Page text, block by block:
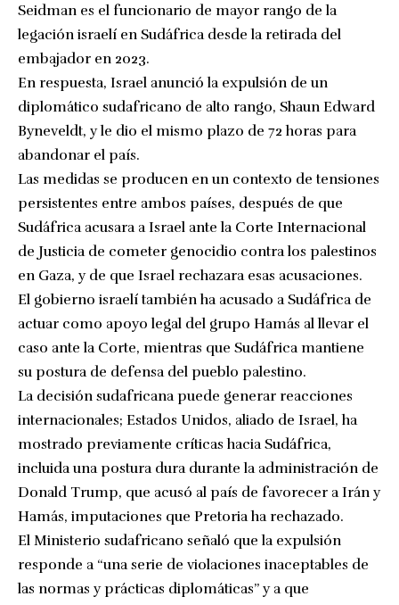
Seidman es el funcionario de mayor rango de la
legación israelí en Sudáfrica desde la retirada del
embajador en 2023.
En respuesta, Israel anunció la expulsión de un
diplomático sudafricano de alto rango, Shaun Edward
Byneveldt, y le dio el mismo plazo de 72 horas para
abandonar el país.
Las medidas se producen en un contexto de tensiones
persistentes entre ambos países, después de que
Sudáfrica acusara a Israel ante la Corte Internacional
de Justicia de cometer genocidio contra los palestinos
en Gaza, y de que Israel rechazara esas acusaciones.
El gobierno israelí también ha acusado a Sudáfrica de
actuar como apoyo legal del grupo Hamás al llevar el
caso ante la Corte, mientras que Sudáfrica mantiene
su postura de defensa del pueblo palestino.
La decisión sudafricana puede generar reacciones
internacionales; Estados Unidos, aliado de Israel, ha
mostrado previamente críticas hacia Sudáfrica,
incluida una postura dura durante la administración de
Donald Trump, que acusó al país de favorecer a Irán y
Hamás, imputaciones que Pretoria ha rechazado.
El Ministerio sudafricano señaló que la expulsión
responde a “una serie de violaciones inaceptables de
las normas y prácticas diplomáticas” y a que